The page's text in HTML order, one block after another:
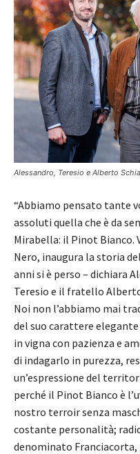
Alessandro, Teresio e Alberto
“Abbiamo pensato tante
assoluti quella che è da
Mirabella: il Pinot Bianco.
Nero, inaugura la storia
anni si è perso – dichiara
Teresio e il fratello
Noi non l’abbiamo mai
del suo carattere
in vigna con pazienza e
di indagarlo in purezza,
un’espressione del
perché il Pinot Bianco è
nostro terroir senza
costante personalità;
denominato Franciacorta,